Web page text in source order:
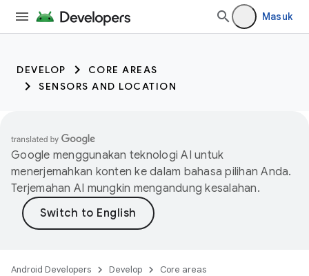
Masuk
DEVELOP
CORE AREAS
SENSORS AND LOCATION
Google menggunakan teknologi AI untuk
menerjemahkan konten ke dalam bahasa pilihan Anda.
Terjemahan AI mungkin mengandung kesalahan.
Android Developers Develop
Core areas